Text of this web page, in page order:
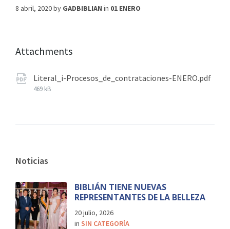
8 abril, 2020by GADBIBLIAN in 01 ENERO
Attachments
Literal_i-Procesos_de_contrataciones-ENERO.pdf
469 kB
Noticias
BIBLIÁN TIENE NUEVAS
REPRESENTANTES DE LA BELLEZA
20 julio, 2026
in SIN CATEGORÍA